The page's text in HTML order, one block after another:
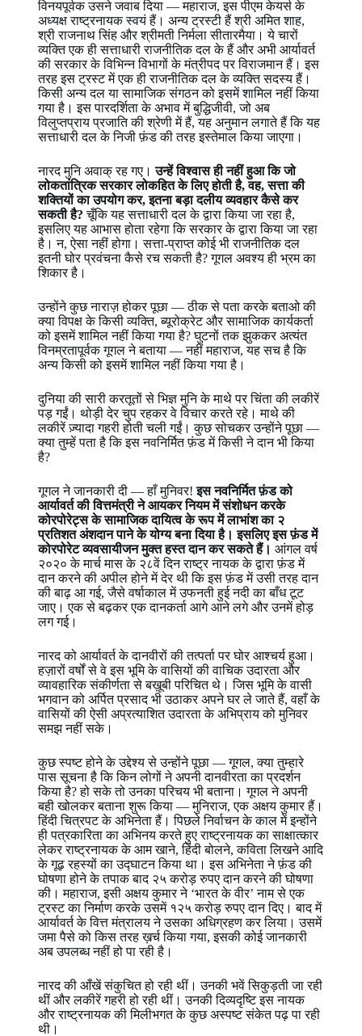
विनयपूर्वक उसने जवाब दिया — महाराज, इस पीएम केयर्स के
अध्यक्ष राष्ट्रनायक स्वयं हैं। अन्य ट्रस्टी हैं श्री अमित शाह,
श्री राजनाथ सिंह और श्रीमती निर्मला सीतारमैया। ये चारों
व्यक्ति एक ही सत्ताधारी राजनीतिक दल के हैं और अभी आर्यावर्त
की सरकार के विभिन्न विभागों के मंत्रीपद पर विराजमान हैं। इस
तरह इस ट्रस्ट में एक ही राजनीतिक दल के व्यक्ति सदस्य हैं।
किसी अन्य दल या सामाजिक संगठन को इसमें शामिल नहीं किया
गया है। इस पारदर्शिता के अभाव में बुद्धिजीवी, जो अब
विलुप्तप्राय प्रजाति की श्रेणी में हैं, यह अनुमान लगाते हैं कि यह
सत्ताधारी दल के निजी फ़ंड की तरह इस्तेमाल किया जाएगा।
नारद मुनि अवाक् रह गए।उन्हें विश्वास ही नहीं हुआ कि जो
लोकतांत्रिक सरकार लोकहित के लिए होती है, वह, सत्ता की
शक्तियों का उपयोग कर, इतना बड़ा दलीय व्यवहार कैसे कर
सकती है? चूँकि यह सत्ताधारी दल के द्वारा किया जा रहा है,
इसलिए यह आभास होता रहेगा कि सरकार के द्वारा किया जा रहा
है। न, ऐसा नहीं होगा। सत्ता-प्राप्त कोई भी राजनीतिक दल
इतनी घोर प्रवंचना कैसे रच सकती है? गूगल अवश्य ही भ्रम का
शिकार है।
उन्होंने कुछ नाराज़ होकर पूछा — ठीक से पता करके बताओ की
क्या विपक्ष के किसी व्यक्ति, ब्यूरोक्रेट और सामाजिक कार्यकर्ता
को इसमें शामिल नहीं किया गया है? घुटनों तक झुककर अत्यंत
विनम्रतापूर्वक गूगल ने बताया — नहीं महाराज, यह सच है कि
अन्य किसी को इसमें शामिल नहीं किया गया है।
दुनिया की सारी करतूतों से भिज्ञ मुनि के माथे पर चिंता की लकीरें
पड़ गईं। थोड़ी देर चुप रहकर वे विचार करते रहे। माथे की
लकीरें ज़्यादा गहरी होती चली गईं। कुछ सोचकर उन्होंने पूछा —
क्या तुम्हें पता है कि इस नवनिर्मित फ़ंड में किसी ने दान भी किया
है?
गूगल ने जानकारी दी — हाँ मुनिवर!इस नवनिर्मित फ़ंड को
आर्यावर्त की वित्तमंत्री ने आयकर नियम में संशोधन करके
कोरपोरेट्स के सामाजिक दायित्व के रूप में लाभांश का २
प्रतिशत अंशदान पाने के योग्य बना दिया है। इसलिए इस फ़ंड में
कोरपोरेट व्यवसायीजन मुक्त हस्त दान कर सकते हैं। आंगल वर्ष
२०२० के मार्च मास के २८वें दिन राष्ट्र नायक के द्वारा फ़ंड में
दान करने की अपील होने में देर थी कि इस फ़ंड में उसी तरह दान
की बाढ़ आ गई, जैसे वर्षाकाल में उफनती हुई नदी का बाँध टूट
जाए। एक से बढ़कर एक दानकर्ता आगे आने लगे और उनमें होड़
लग गई।
नारद को आर्यावर्त के दानवीरों की तत्पर्ता पर घोर आश्चर्य हुआ।
हज़ारों वर्षों से वे इस भूमि के वासियों की वाचिक उदारता और
व्यावहारिक संकीर्णता से बख़ूबी परिचित थे। जिस भूमि के वासी
भगवान को अर्पित प्रसाद भी उठाकर अपने घर ले जाते हैं, वहाँ के
वासियों की ऐसी अप्रत्याशित उदारता के अभिप्राय को मुनिवर
समझ नहीं सके।
कुछ स्पष्ट होने के उद्देश्य से उन्होंने पूछा — गूगल, क्या तुम्हारे
पास सूचना है कि किन लोगों ने अपनी दानवीरता का प्रदर्शन
किया है? हो सके तो उनका परिचय भी बताना। गूगल ने अपनी
बही खोलकर बताना शुरू किया — मुनिराज, एक अक्षय कुमार हैं।
हिंदी चित्रपट के अभिनेता हैं। पिछले निर्वाचन के काल में इन्होंने
ही पत्रकारिता का अभिनय करते हुए राष्ट्रनायक का साक्षात्कार
लेकर राष्ट्रनायक के आम खाने, हिंदी बोलने, कविता लिखने आदि
के गूढ़ रहस्यों का उद्घाटन किया था। इस अभिनेता ने फ़ंड की
घोषणा होने के तपाक बाद २५ करोड़ रुपए दान करने की घोषणा
की। महाराज, इसी अक्षय कुमार ने ‘भारत के वीर’ नाम से एक
ट्रस्ट का निर्माण करके उसमें १२५ करोड़ रुपए दान दिए। बाद में
आर्यावर्त के वित्त मंत्रालय ने उसका अधिग्रहण कर लिया। उसमें
जमा पैसे को किस तरह ख़र्च किया गया, इसकी कोई जानकारी
अब उपलब्ध नहीं हो पा रही है।
नारद की आँखें संकुचित हो रही थीं। उनकी भवें सिकुड़ती जा रही
थीं और लकीरें गहरी हो रही थीं। उनकी दिव्यदृष्टि इस नायक
और राष्ट्रनायक की मिलीभगत के कुछ अस्पष्ट संकेत पढ़ पा रही
थी।